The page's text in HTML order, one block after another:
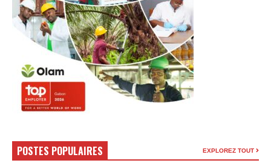
POSTES POPULAIRES EXPLOREZ TOUT